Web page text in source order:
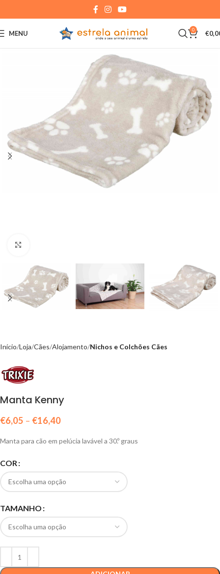
MENU 0 €
Início Loja Cães Alojamento Nichos e Colchões Cães
Manta Kenny
€6,05 – €16,40
Manta para cão em pelúcia lavável a 30.º graus
COR
TAMANHO